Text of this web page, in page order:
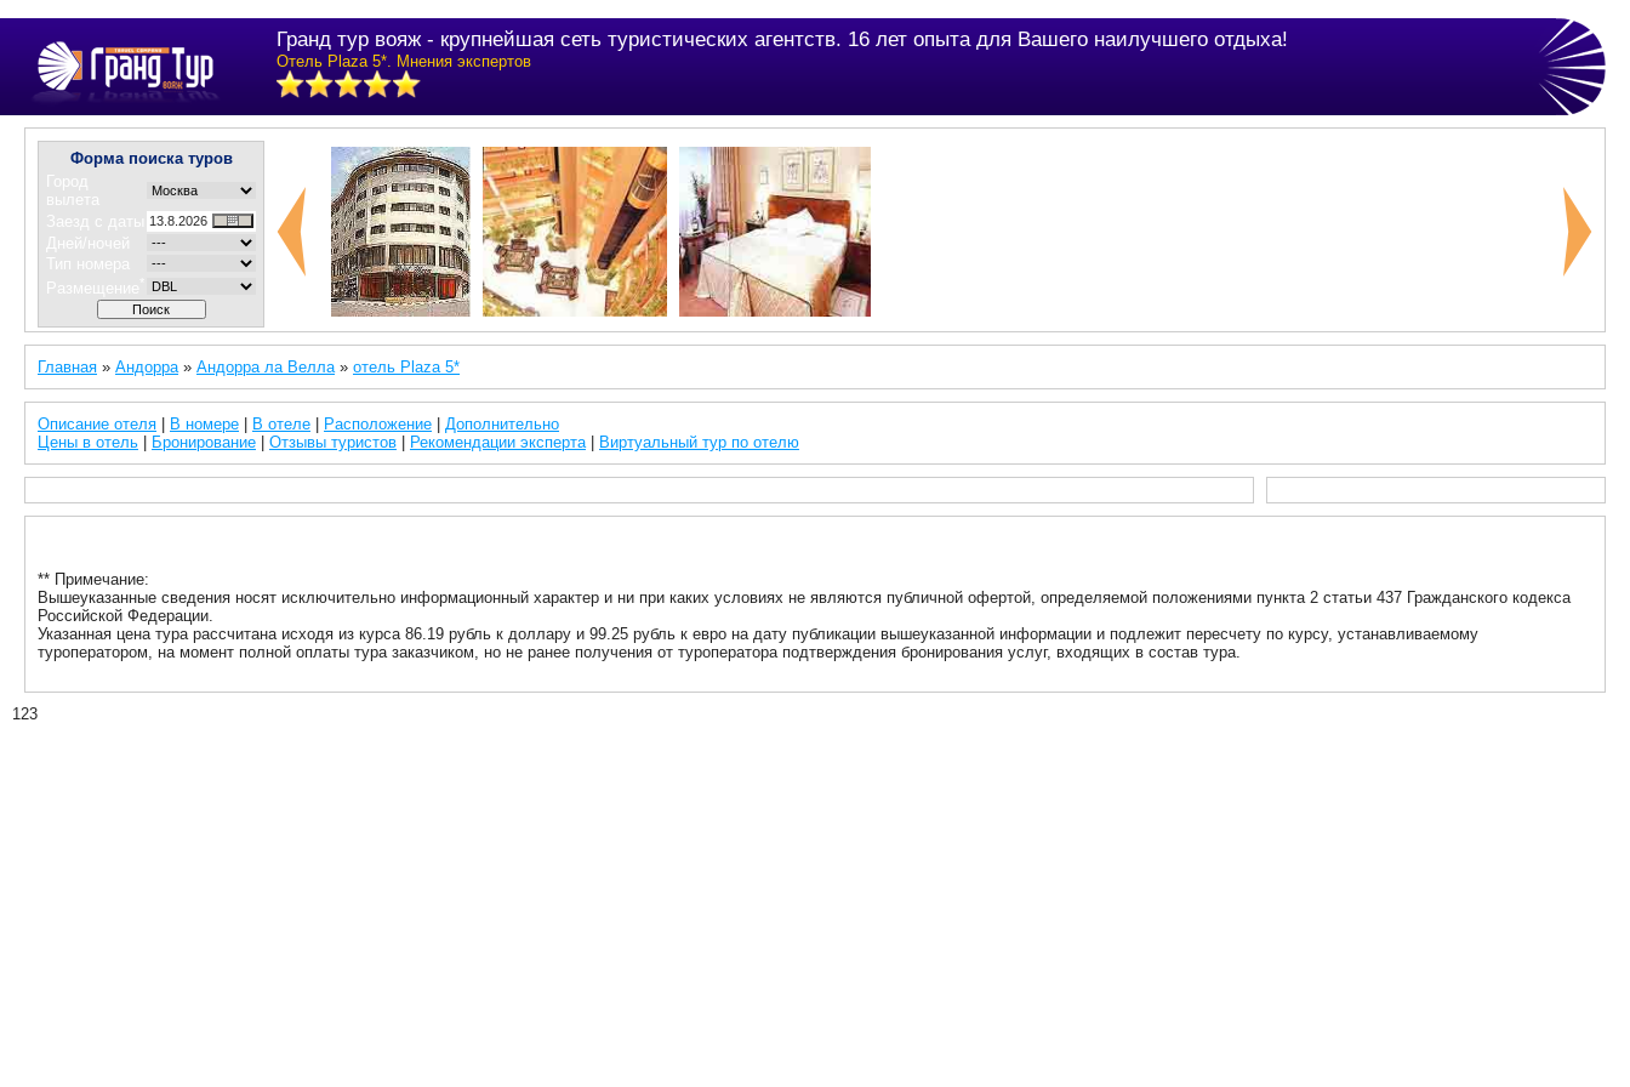
Гранд тур вояж - крупнейшая сеть туристических агентств. 16 лет опыта для Вашего наилучшего отдыха!
Отель Plaza 5*. Мнения экспертов
Форма поиска туров
Город
вылета
Заезд с даты
Дней/ночей
Тип номера
Размещение
Главная » Андорра» Андорра ла Велла» отель Plaza 5*
Описание отеля В номере В отеле Расположение
Дополнительно
Цены в отель
Бронирование Отзывы туристов Рекомендации эксперта| Виртуальный тур по отелю
** Примечание:
Вышеуказанные сведения носят исключительно информационный характер и ни при каких условиях не являются публичной офертой, определяемой положениями пункта 2 статьи 437 Гражданского кодекса
Российской Федерации.
Указанная цена тура рассчитана исходя из курса 86.19 рубль к доллару и 99.25 рубль к евро на дату публикации вышеуказанной информации и подлежит пересчету по курсу, устанавливаемому
туроператором, на момент полной оплаты тура заказчиком, но не ранее получения от туроператора подтверждения бронирования услуг, входящих в состав тура.
123